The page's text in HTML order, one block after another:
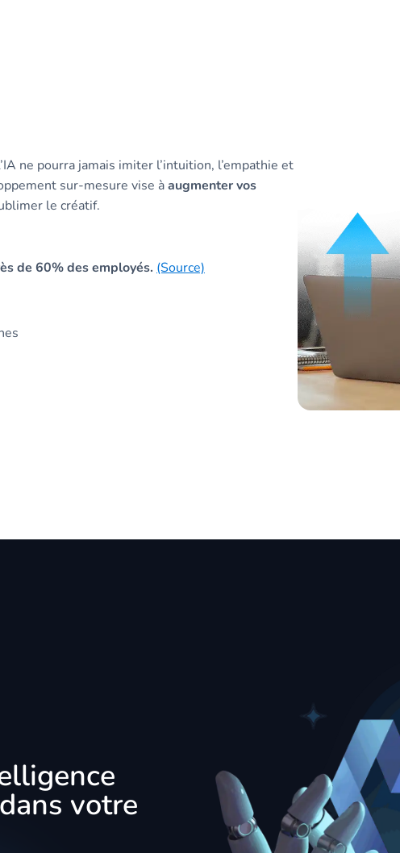
ne pourra jamais imiter l’intuition, l’empathie et
sur-mesure vise àaugmenter vos
le créatif.
de 60% des employés. (Source)
dans votre